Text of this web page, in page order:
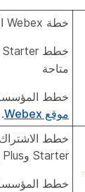
خطة Webex المجانية -
خطط Webex Starter وPlus وBusiness -
متاحة
خطط المؤسسة
موقع Webex
.
Starter وPlus وBusiness -
خطط المؤسسة